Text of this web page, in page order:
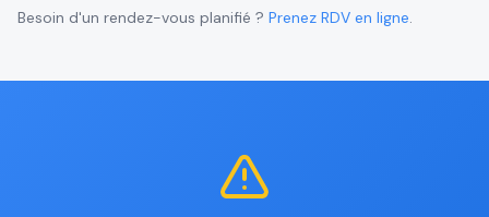
Besoin d'un rendez-vous planifié ? Prenez RDV en ligne.